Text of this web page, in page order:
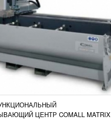
ЦЕНТР COMALL MATRIX
- ФРЕЗЕРНЫЙ
YILMAZ FR 226
RUB
агрегат Yilmaz FR 226
для копировальных и
имеется трубка из
Добавить в
сравнение